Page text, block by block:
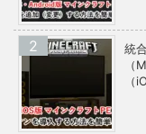
統
（
（